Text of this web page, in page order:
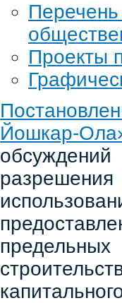
Проекты
Йошкар-